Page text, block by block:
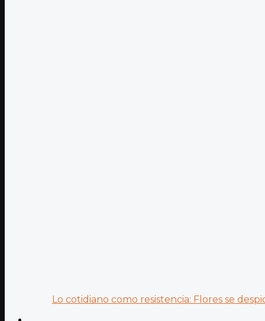
Lo cotidiano como resistencia: Flores se